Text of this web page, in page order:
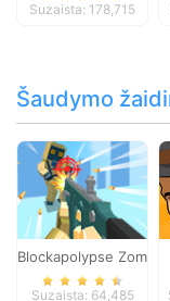
Suzaista: 178,715
Šaudymo
Blockapolypse
Suzaista: 64,485